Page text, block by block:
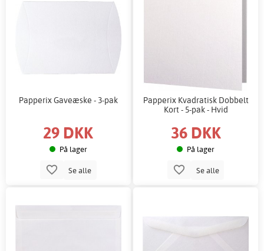
Papperix Gaveæske - 3-pak
29 DKK
På lager
Se alle
Papperix Kvadratisk Dobbelt
Kort - 5-pak - Hvid
36 DKK
På lager
Se alle